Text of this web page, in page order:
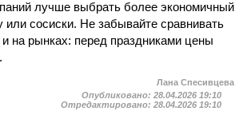
лучше выбрать более экономичный
или сосиски. Не забывайте сравнивать
на рынках: перед праздниками цены
Лана Спесивцева
Опубликовано: 28.04.2026 19:10
Отредактировано: 28.04.2026 19:10